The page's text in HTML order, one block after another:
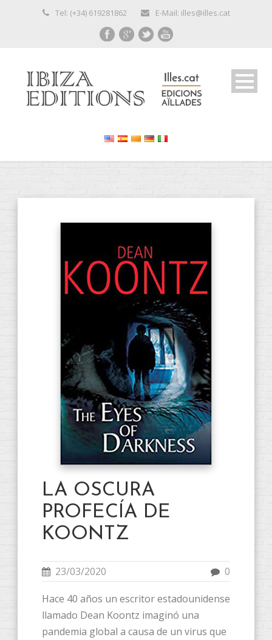
Tel: (+34) 619281862 E-Mail: illes@illes.cat
LA OSCURA
PROFECÍA DE
KOONTZ
23/03/2020 0
Hace 40 años un escritor estadounidense
llamado Dean Koontz imaginó una
pandemia global a causa de un virus que